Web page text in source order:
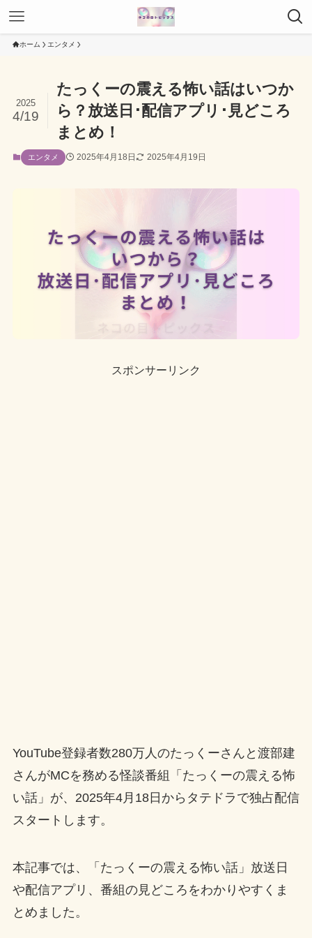
ホーム エンタメ
たっくーの震える怖い話はいつか
ら？放送日･配信アプリ･見どころ
まとめ！
2025
4/19
エンタメ 2025年4月18日 2025年4月19日
スポンサーリンク
YouTube登録者数280万人のたっくーさんと渡部建
さんがMCを務める怪談番組「たっくーの震える怖
い話」が、2025年4月18日からタテドラで独占配信
スタートします。
本記事では、「たっくーの震える怖い話」放送日
や配信アプリ、番組の見どころをわかりやすくま
とめました。